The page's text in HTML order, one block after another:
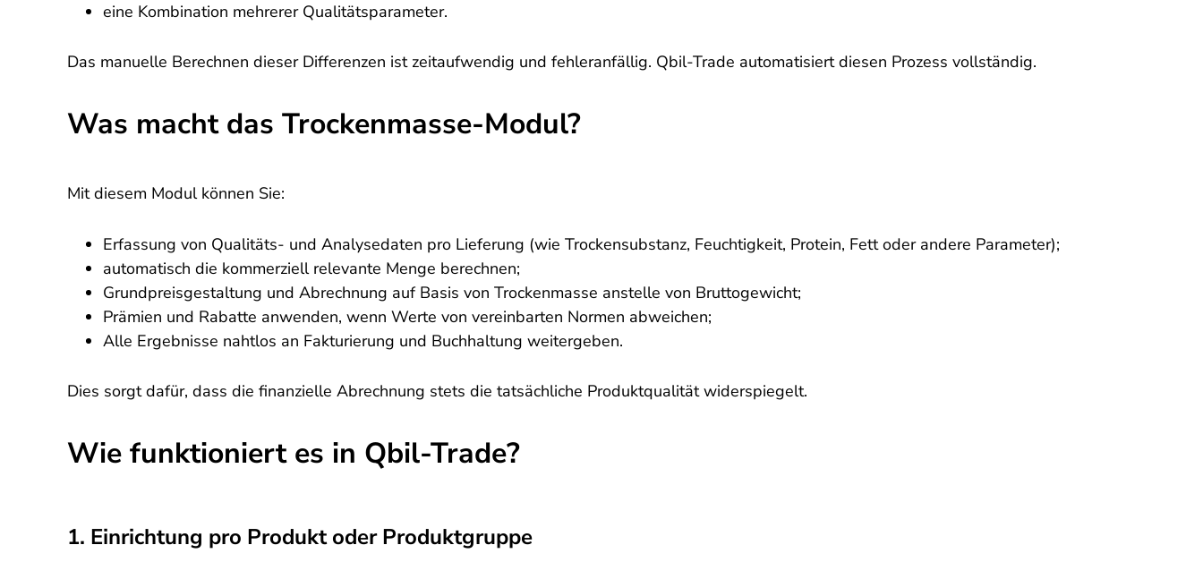
eine Kombination mehrerer Qualitätsparameter.
Das manuelle Berechnen dieser Differenzen ist zeitaufwendig und fehleranfällig. Qbil-Trade automatisiert diesen Prozess vollständig.
Was macht das Trockenmasse-Modul?
Mit diesem Modul können Sie:
Erfassung von Qualitäts- und Analysedaten pro Lieferung (wie Trockensubstanz, Feuchtigkeit, Protein, Fett oder andere Parameter);
automatisch die kommerziell relevante Menge berechnen;
Grundpreisgestaltung und Abrechnung auf Basis von Trockenmasse anstelle von Bruttogewicht;
Prämien und Rabatte anwenden, wenn Werte von vereinbarten Normen abweichen;
Alle Ergebnisse nahtlos an Fakturierung und Buchhaltung weitergeben.
Dies sorgt dafür, dass die finanzielle Abrechnung stets die tatsächliche Produktqualität widerspiegelt.
Wie funktioniert es in Qbil-Trade?
1. Einrichtung pro Produkt oder Produktgruppe